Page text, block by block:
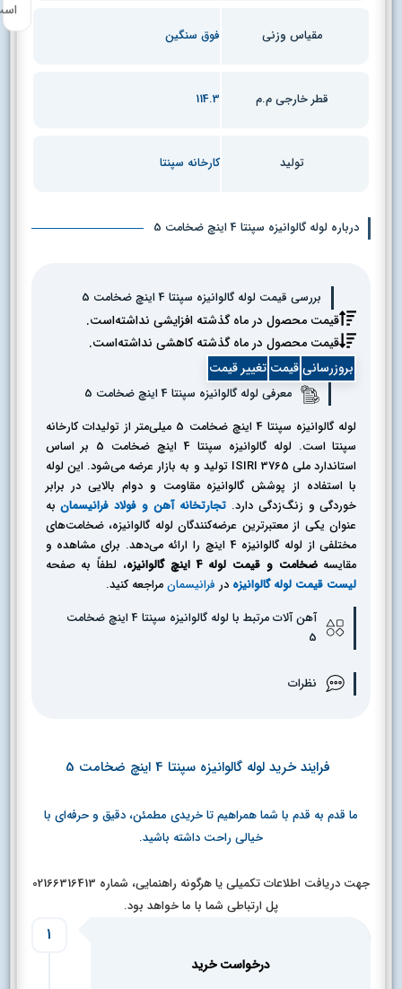
مقیاس وزنی فوق سنگین
قطر خارجی م.م
تولید کارخانه سپنتا
است.
درباره لوله گالوانیزه سپنتا 4 اینچ ضخامت 5
بررسی قیمت لوله گالوانیزه سپنتا 4 اینچ ضخامت 5
قیمت محصول در ماه گذشته افزایشی نداشته‌است.
قیمت محصول در ماه گذشته کاهشی نداشته‌است.
بروزرسانیقیمتتغییر قیمت
معرفی لوله گالوانیزه سپنتا 4 اینچ ضخامت 5
لوله گالوانیزه سپنتا 4 اینچ ضخامت 5 میلی‌متر از تولیدات کارخانه
سپنتا است. لوله گالوانیزه سپنتا 4 اینچ ضخامت 5 بر اساس
استاندارد ملی ISIRI 3765 تولید و به بازار عرضه می‌شود. این لوله
با استفاده از پوشش گالوانیزه مقاومت و دوام بالایی در برابر
خوردگی و زنگ‌زدگی دارد.تجارتخانه آهن و فولاد فرانیسمانبه
عنوان یکی از معتبرترین عرضه‌کنندگان لوله گالوانیزه، ضخامت‌های
مختلفی از لوله گالوانیزه 4 اینچ را ارائه می‌دهد. برای مشاهده و
مقایسهضخامت و قیمت لوله 4 اینچ گالوانیزه
، لطفاً به صفحه
لیست قیمت لوله گالوانیزهدرفرانیسمانمراجعه کنید.
آهن آلات مرتبط با لوله گالوانیزه سپنتا 4 اینچ ضخامت
5
نظرات
فرایند خرید لوله گالوانیزه سپنتا 4 اینچ ضخامت 5
ما قدم به قدم با شما همراهیم تا خریدی مطمئن، دقیق و حرفه‌ای با
خیالی راحت داشته باشید.
جهت دریافت اطلاعات تکمیلی یا هرگونه راهنمایی، شماره 02166316413
پل ارتباطی شما با ما خواهد بود.
درخواست خرید